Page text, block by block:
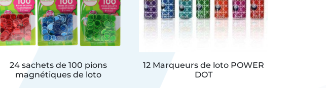
24 sachets de 100 pions
magnétiques de loto
12 Marqueurs de loto POWER
DOT